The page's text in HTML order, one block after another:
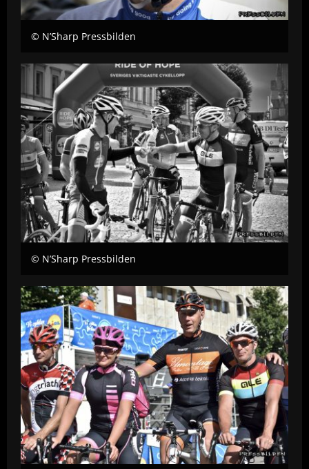
© N’Sharp Pressbilden
© N’Sharp Pressbilden